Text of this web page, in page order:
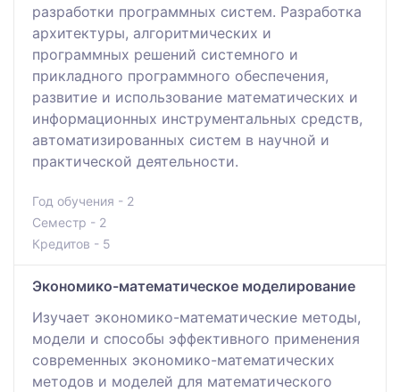
разработки программных систем. Разработка
архитектуры, алгоритмических и
программных решений системного и
прикладного программного обеспечения,
развитие и использование математических и
информационных инструментальных средств,
автоматизированных систем в научной и
практической деятельности.
Год обучения - 2
Семестр - 2
Кредитов - 5
Экономико-математическое моделирование
Изучает экономико-математические методы,
модели и способы эффективного применения
современных экономико-математических
методов и моделей для математического